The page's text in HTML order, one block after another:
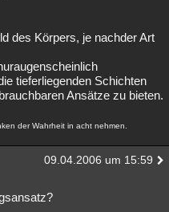
des Körpers, je nachder Art
tieferliegenden Schichten
Ansätze zu bieten.
der Wahrheit in acht nehmen.
09.04.2006 um 15:59